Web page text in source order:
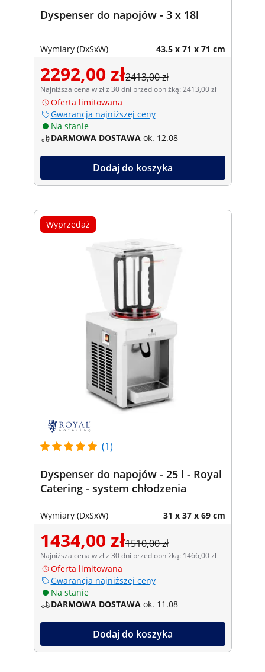
Dyspenser do napojów - 3 x 18l
Wymiary (DxSxW) 43.5 x 71 x 71 cm
2292,00 zł2413,00 zł
Najniższa cena w zł z 30 dni przed obniżką: 2413,00 zł
Oferta limitowana
Gwarancja najniższej ceny
Na stanie
DARMOWA DOSTAWA ok. 12.08
Dodaj do koszyka
Wyprzedaż
(1)
Dyspenser do napojów - 25 l - Royal
Catering - system chłodzenia
Wymiary (DxSxW) 31 x 37 x 69 cm
1434,00 zł1510,00 zł
Najniższa cena w zł z 30 dni przed obniżką: 1466,00 zł
Oferta limitowana
Gwarancja najniższej ceny
Na stanie
DARMOWA DOSTAWA ok. 11.08
Dodaj do koszyka